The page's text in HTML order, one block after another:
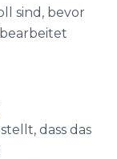
sind, bevor
dass das